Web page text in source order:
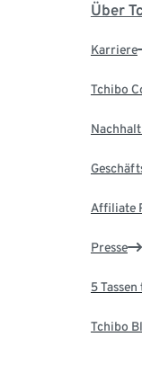
Über
Karriere
Tchibo
Affiliate
Presse
5
Tchibo